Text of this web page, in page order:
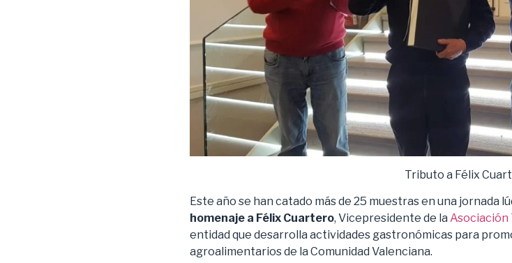
Tributo a Félix
Este año se han catado más de 25 muestras en una jornada
homenaje a Félix Cuartero, Vicepresidente de la
entidad que desarrolla actividades gastronómicas para
agroalimentarios de la Comunidad Valenciana.